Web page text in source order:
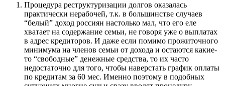
Процедура реструктуризации долгов оказалась
практически нерабочей, т.к. в большинстве случаев
“белый” доход россиян настолько мал, что его еле
хватает на содержание семьи, не говоря уже о выплатах
в адрес кредиторов. И даже если помимо прожиточного
минимума на членов семьи от дохода и остаются какие-
то “свободные” денежные средства, то их часто
недостаточно для того, чтобы наверстать график оплаты
по кредитам за 60 мес. Именно поэтому в подобных